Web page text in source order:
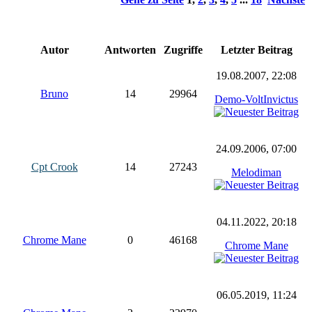
Autor Antworten Zugriffe Letzter Beitrag
Bruno 14 29964
19.08.2007, 22:08
Demo-VoltInvictus
Cpt Crook 14 27243
24.09.2006, 07:00
Melodiman
Chrome Mane 0 46168
04.11.2022, 20:18
Chrome Mane
06.05.2019, 11:24